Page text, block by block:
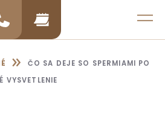
»
ČO SA DEJE SO SPERMIAMI PO
VYSVETLENIE